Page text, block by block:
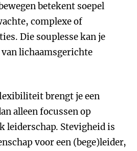
betekent soepel
complexe of
Die souplesse kan je
lichaamsgerichte
brengt je een
alleen focussen op
leiderschap. Stevigheid is
voor een (bege)leider,